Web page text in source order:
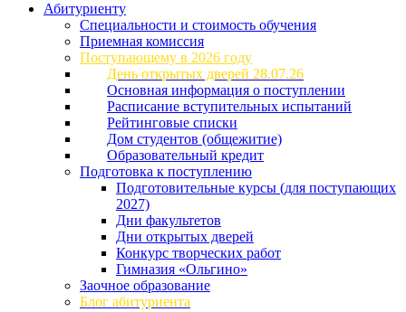
Абитуриенту
Специальности и стоимость обучения
Приемная комиссия
Поступающему в 2026 году
День открытых дверей 28.07.26
Основная информация о поступлении
Расписание вступительных испытаний
Рейтинговые списки
Дом студентов (общежитие)
Образовательный кредит
Подготовка к поступлению
Подготовительные курсы (для поступающих
2027)
Дни факультетов
Дни открытых дверей
Конкурс творческих работ
Гимназия «Ольгино»
Заочное образование
Блог абитуриента